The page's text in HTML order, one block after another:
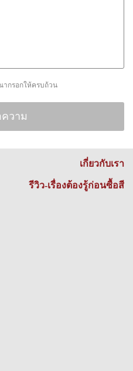
กรอกให้ครบถ้วน
เกี่ยวกับเรา
รีวิว-เรื่องต้องรู้ก่อนซื้อสี